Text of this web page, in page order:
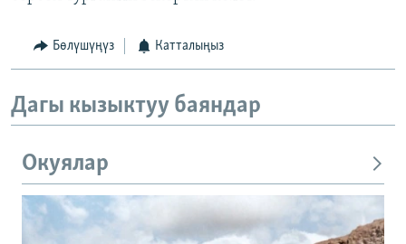
Бөлүшүңүз Катталыңыз
Дагы кызыктуу баяндар
Окуялар